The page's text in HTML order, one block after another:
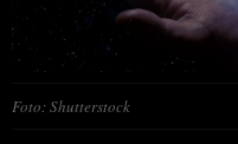
Foto: Shutterstock